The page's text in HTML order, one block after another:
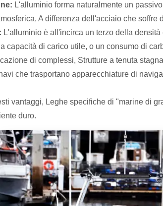
L'alluminio forma naturalmente un
A differenza dell'acciaio che soffre
L'alluminio è all'incirca un terzo della densità
capacità di carico utile, o un consumo di
di complessi, Strutture a tenuta
che trasportano apparecchiature di
vantaggi, Leghe specifiche di "marine di
duro.